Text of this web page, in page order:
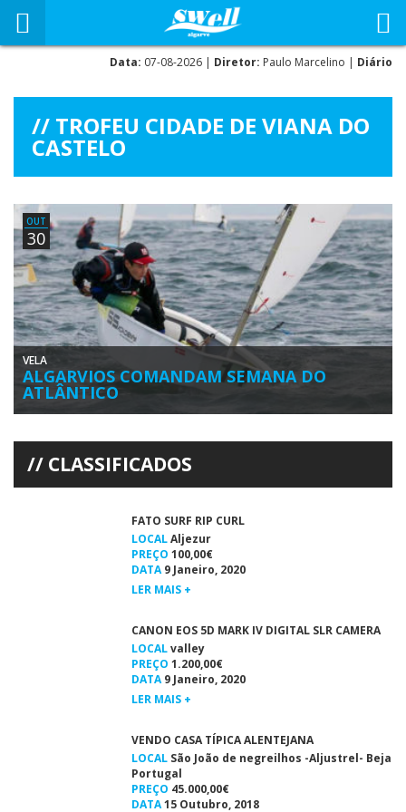
Data: 07-08-2026 | Diretor: Paulo Marcelino | Diário
TROFEU CIDADE DE VIANA DO
CASTELO
OUT
30
VELA
ALGARVIOS COMANDAM SEMANA DO
ATLÂNTICO
A Vela algarvia dominou o V Troféu Cidade de Viana do Castelo,
CLASSIFICADOS
FATO SURF RIP CURL
LOCALAljezur
PREÇO 100,00€
DATA9 Janeiro, 2020
LER MAIS +
CANON EOS 5D MARK IV DIGITAL SLR CAMERA
LOCALvalley
PREÇO 1.200,00€
DATA9 Janeiro, 2020
LER MAIS +
VENDO CASA TÍPICA ALENTEJANA
LOCAL São João de negreilhos -Aljustrel- Beja
Portugal
PREÇO 45.000,00€
DATA15 Outubro, 2018